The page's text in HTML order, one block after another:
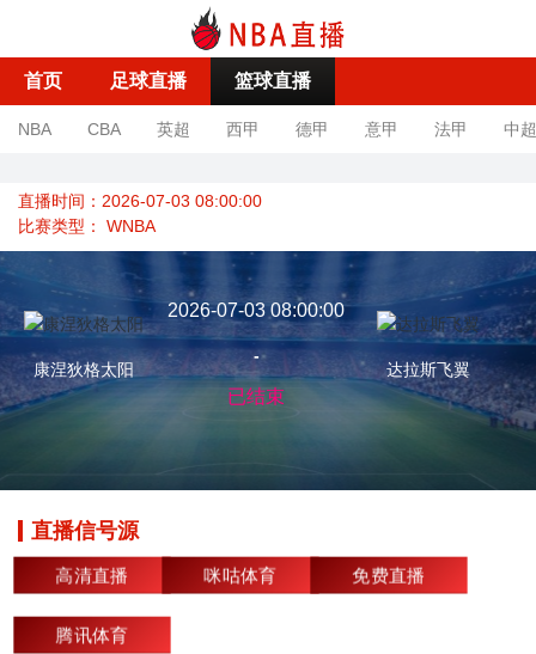
首页 足球直播 篮球直播
NBA CBA 英超 西甲 德甲 意甲 法甲 中超
直播时间：2026-07-03 08:00:00
比赛类型： WNBA
康涅狄格太阳
2026-07-03 08:00:00
-
已结束
达拉斯飞翼
直播信号源
高清直播 咪咕体育 免费直播
腾讯体育